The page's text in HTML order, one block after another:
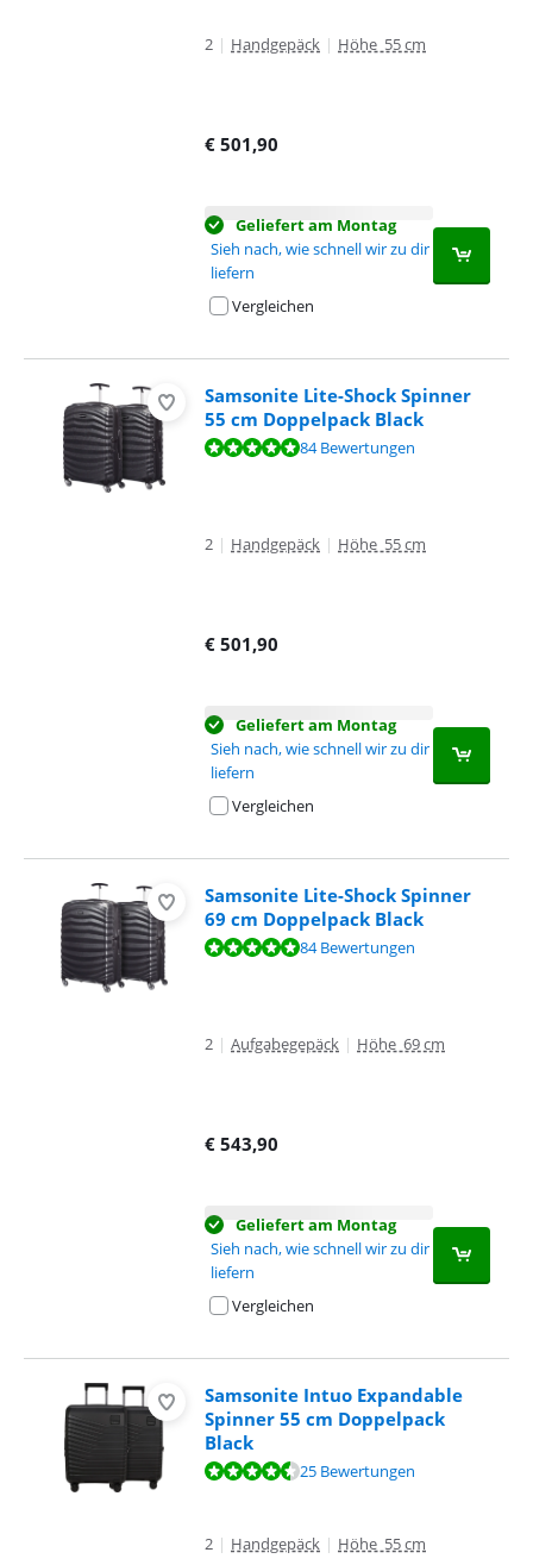
2 | Handgepäck | Höhe 55 cm
€ 501,90
Geliefert am Montag
Sieh nach, wie schnell wir zu dir
liefern
Vergleichen
Samsonite Lite-Shock Spinner
55 cm Doppelpack Black
Bewertet mit 9,6 von 10, basierend auf 84 Bewertungen.
84 Bewertungen
2 | Handgepäck | Höhe 55 cm
€ 501,90
Geliefert am Montag
Sieh nach, wie schnell wir zu dir
liefern
Vergleichen
Samsonite Lite-Shock Spinner
69 cm Doppelpack Black
Bewertet mit 9,6 von 10, basierend auf 84 Bewertungen.
84 Bewertungen
2 | Aufgabegepäck | Höhe 69 cm
€ 543,90
Geliefert am Montag
Sieh nach, wie schnell wir zu dir
liefern
Vergleichen
Samsonite Intuo Expandable
Spinner 55 cm Doppelpack
Black
Bewertet mit 9,1 von 10, basierend auf 25 Bewertungen.
25 Bewertungen
2 | Handgepäck | Höhe 55 cm